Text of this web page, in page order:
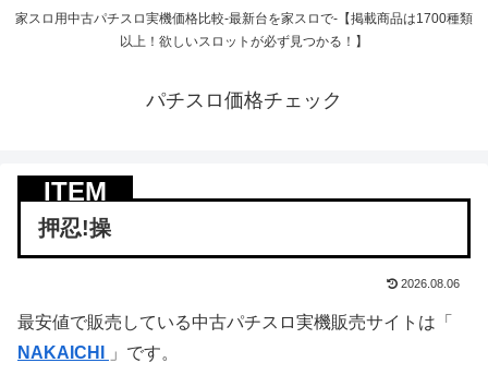
家スロ用中古パチスロ実機価格比較-最新台を家スロで-【掲載商品は1700種類
以上！欲しいスロットが必ず見つかる！】
パチスロ価格チェック
押忍!操
2026.08.06
最安値で販売している中古パチスロ実機販売サイトは「
NAKAICHI
」です。